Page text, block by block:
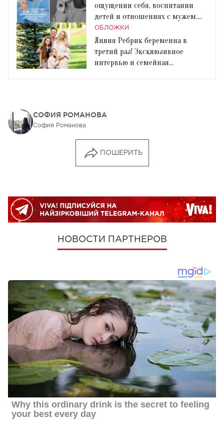
ощущении себя, воспитании
детей и отношениях с мужем.
Эксклюзив к 40-летию
ОБЛОЖКИ
Лилия Ребрик беременна в
третий раз! Эксклюзивное
интервью и семейная
СОФИЯ РОМАНОВА
София Романова
ПОШЕРИТЬ
НОВОСТИ ПАРТНЕРОВ